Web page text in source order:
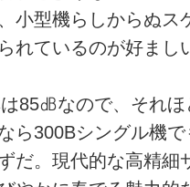
小型機らしからぬス
れているのが好まし
85㏈なので、それほ
ら300Bシングル機
だ。現代的な高精細